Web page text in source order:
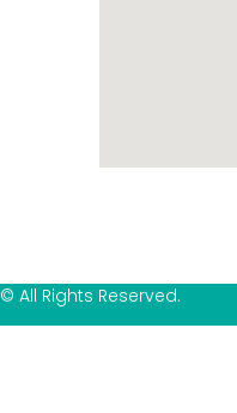
© All Rights Reserved.